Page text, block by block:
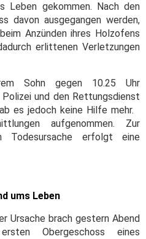
Leben gekommen. Nach den
davon ausgegangen werden,
Anzünden ihres Holzofens
erlittenen Verletzungen
Sohn gegen 10.25 Uhr
und den Rettungsdienst
es jedoch keine Hilfe mehr.
aufgenommen. Zur
Todesursache erfolgt eine
ums Leben
Ursache brach gestern Abend
Obergeschoss eines